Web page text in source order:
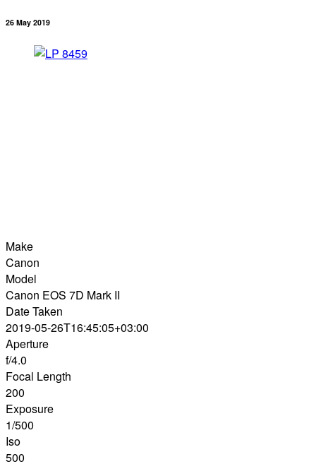
26 May 2019
Make
Canon
Model
Canon EOS 7D Mark II
Date Taken
2019-05-26T16:45:05+03:00
Aperture
f/4.0
Focal Length
200
Exposure
1/500
Iso
500